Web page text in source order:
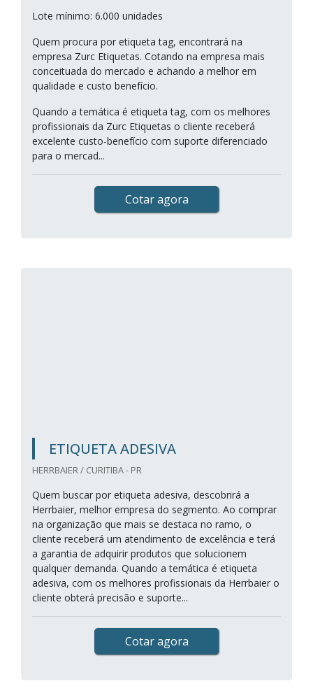
Lote mínimo: 6.000 unidades
Quem procura por etiqueta tag, encontrará na
empresa Zurc Etiquetas. Cotando na empresa mais
conceituada do mercado e achando a melhor em
qualidade e custo benefício.
Quando a temática é etiqueta tag, com os melhores
profissionais da Zurc Etiquetas o cliente receberá
excelente custo-benefício com suporte diferenciado
para o mercad...
Cotar agora
ETIQUETA ADESIVA
HERRBAIER / CURITIBA - PR
Quem buscar por etiqueta adesiva, descobrirá a
Herrbaier, melhor empresa do segmento. Ao comprar
na organização que mais se destaca no ramo, o
cliente receberá um atendimento de excelência e terá
a garantia de adquirir produtos que solucionem
qualquer demanda. Quando a temática é etiqueta
adesiva, com os melhores profissionais da Herrbaier o
cliente obterá precisão e suporte...
Cotar agora